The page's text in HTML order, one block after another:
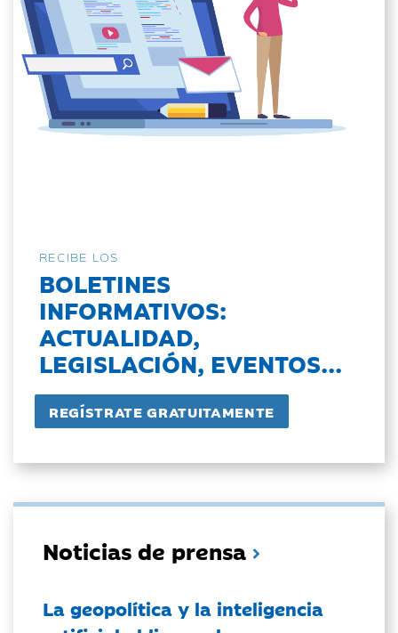
RECIBE LOS
BOLETINES
INFORMATIVOS:
ACTUALIDAD,
LEGISLACIÓN, EVENTOS...
Noticias de prensa
La geopolítica y la inteligencia